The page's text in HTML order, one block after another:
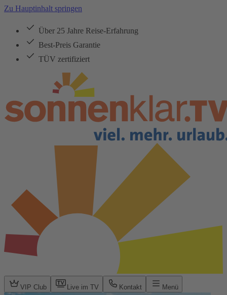
Zu Hauptinhalt springen
Über 25 Jahre Reise-Erfahrung
Best-Preis Garantie
TÜV zertifiziert
VIP Club Live im TV Kontakt Menü